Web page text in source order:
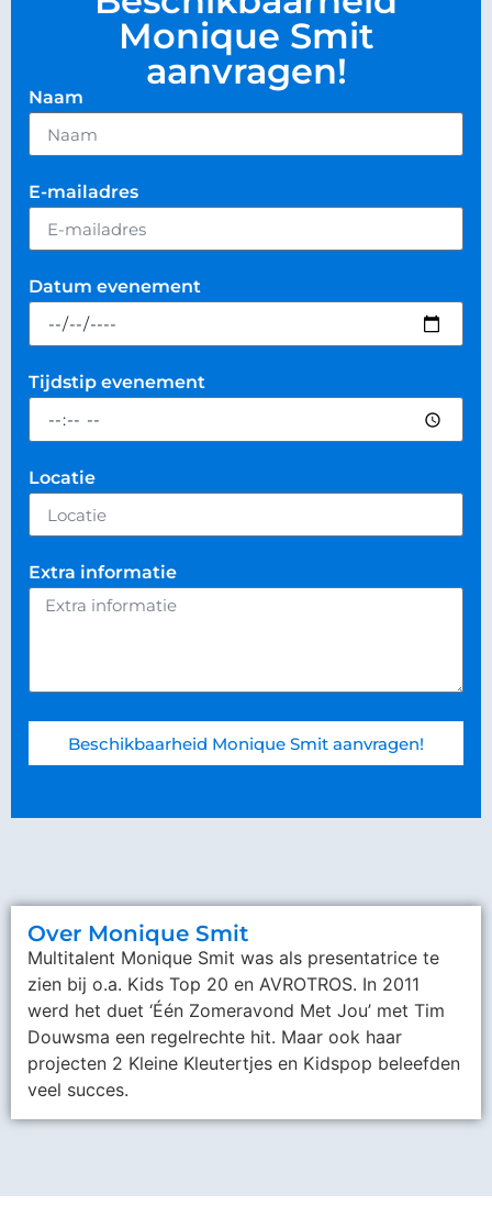
Monique Smit
aanvragen!
Naam
E-mailadres
Datum evenement
Tijdstip evenement
Locatie
Extra informatie
Beschikbaarheid Monique Smit aanvragen!
Over Monique Smit
Multitalent Monique Smit was als presentatrice te
zien bij o.a. Kids Top 20 en AVROTROS. In 2011
werd het duet ‘Één Zomeravond Met Jou’ met Tim
Douwsma een regelrechte hit. Maar ook haar
projecten 2 Kleine Kleutertjes en Kidspop beleefden
veel succes.